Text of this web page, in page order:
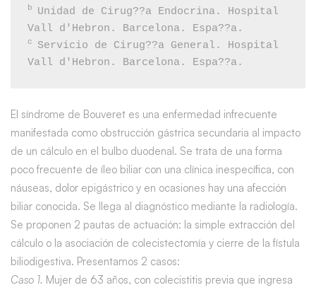
b
Unidad de Cirug??a Endocrina. Hospital
c
Servicio de Cirug??a General. Hospital
Vall d'Hebron. Barcelona. Espa??a.
El síndrome de Bouveret es una enfermedad infrecuente
manifestada como obstrucción gástrica secundaria al impacto
de un cálculo en el bulbo duodenal. Se trata de una forma
poco frecuente de íleo biliar con una clínica inespecífica, con
náuseas, dolor epigástrico y en ocasiones hay una afección
biliar conocida. Se llega al diagnóstico mediante la radiología.
Se proponen 2 pautas de actuación: la simple extracción del
cálculo o la asociación de colecistectomía y cierre de la fístula
biliodigestiva. Presentamos 2 casos:
Caso 1. Mujer de 63 años, con colecistitis previa que ingresa